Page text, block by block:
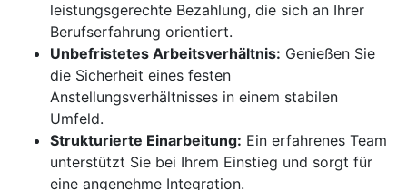
leistungsgerechte Bezahlung, die sich an Ihrer
Berufserfahrung orientiert.
Unbefristetes Arbeitsverhältnis: Genießen Sie
die Sicherheit eines festen
Anstellungsverhältnisses in einem stabilen
Umfeld.
Strukturierte Einarbeitung: Ein erfahrenes Team
unterstützt Sie bei Ihrem Einstieg und sorgt für
eine angenehme Integration.